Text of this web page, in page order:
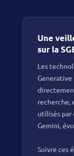
Une
sur la
Les
Generative
recherche,
utilisés par
Gemini,
Suivre ces